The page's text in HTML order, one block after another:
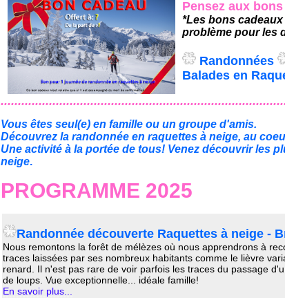
Pensez aux
*Les bons
problème pour les
Randonnées
Balades en
Vous êtes seul(e) en famille ou un groupe d'amis.
Découvrez la randonnée en raquettes à neige, au
Une activité à la portée de tous! Venez découvrir les
neige.
PROGRAMME 2025
Randonnée découverte Raquettes à neige -
Nous remontons la forêt de mélèzes où nous apprendrons à
traces laissées par ses nombreux habitants comme le lièvre
renard. Il n'est pas rare de voir parfois les traces du passage
de loups. Vue exceptionnelle... idéale famille!
En savoir plus...